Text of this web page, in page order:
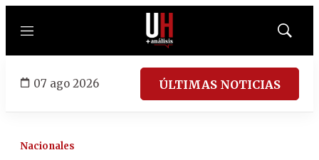
Menú
Mostrar
07 ago 2026 ÚLTIMAS NOTICIAS
Nacionales